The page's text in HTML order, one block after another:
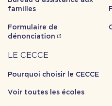
familles
Formulaire de
dénonciation
Carrière
LE CECCE
Pourquoi choisir le CECCE
Voir toutes les écoles